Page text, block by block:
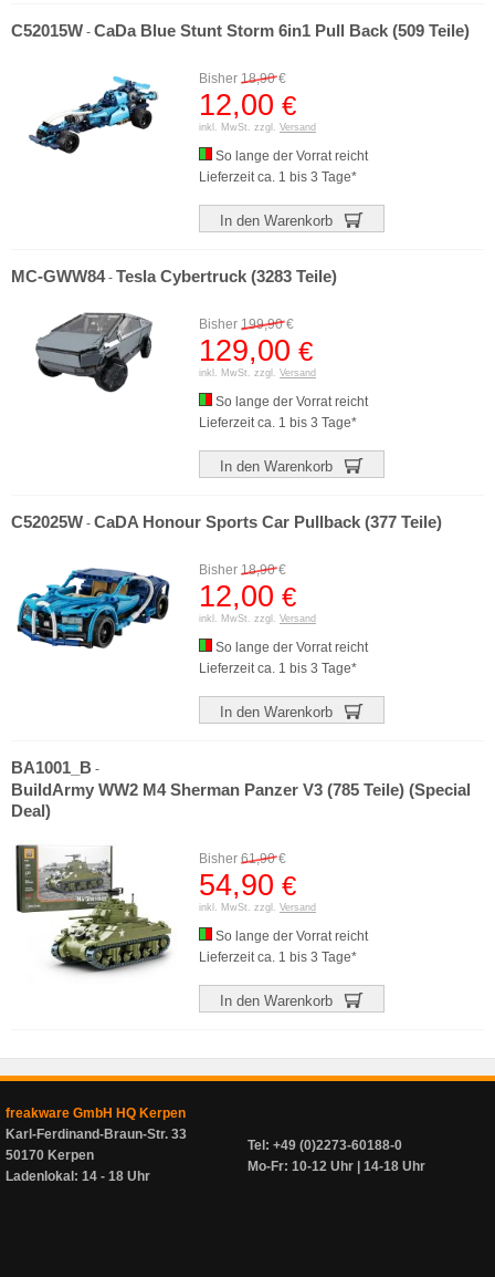
C52015W - CaDa Blue Stunt Storm 6in1 Pull Back (509 Teile)
Bisher 18,90€
12,00 €
inkl. MwSt. zzgl. Versand
So lange der Vorrat reicht
Lieferzeit ca. 1 bis 3 Tage*
In den Warenkorb
MC-GWW84- Tesla Cybertruck (3283 Teile)
Bisher 199,90€
129,00 €
inkl. MwSt. zzgl. Versand
So lange der Vorrat reicht
Lieferzeit ca. 1 bis 3 Tage*
In den Warenkorb
C52025W - CaDA Honour Sports Car Pullback (377 Teile)
Bisher 18,90€
12,00 €
inkl. MwSt. zzgl. Versand
So lange der Vorrat reicht
Lieferzeit ca. 1 bis 3 Tage*
In den Warenkorb
BA1001_B -
BuildArmy WW2 M4 Sherman Panzer V3 (785 Teile) (Special
Deal)
Bisher 61,90€
54,90 €
inkl. MwSt. zzgl. Versand
So lange der Vorrat reicht
Lieferzeit ca. 1 bis 3 Tage*
In den Warenkorb
freakware GmbH HQ Kerpen
Karl-Ferdinand-Braun-Str. 33
50170 Kerpen
Ladenlokal: 14 - 18 Uhr
Tel: +49 (0)2273-60188-0
Mo-Fr: 10-12 Uhr | 14-18 Uhr